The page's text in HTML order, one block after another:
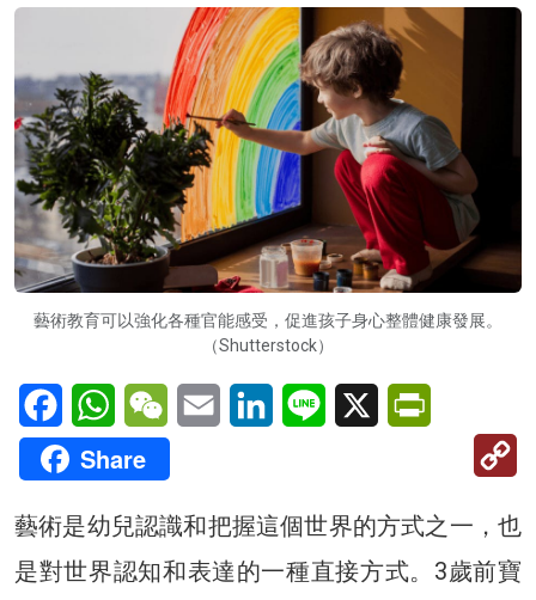
藝術教育可以強化各種官能感受，促進孩子身心整體健康發展。
（Shutterstock）
FacebookWhatsAppWeChatEmail LinkedInLine X
Share
藝術是幼兒認識和把握這個世界的方式之一，也
是對世界認知和表達的一種直接方式。3歲前寶